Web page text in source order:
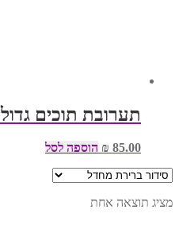
תערובת תוכים
₪ 85.00 הוספה לסל
מציג תוצאה אחת